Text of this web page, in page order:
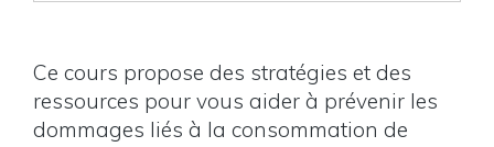
Ce cours propose des stratégies et des
ressources pour vous aider à prévenir les
dommages liés à la consommation de